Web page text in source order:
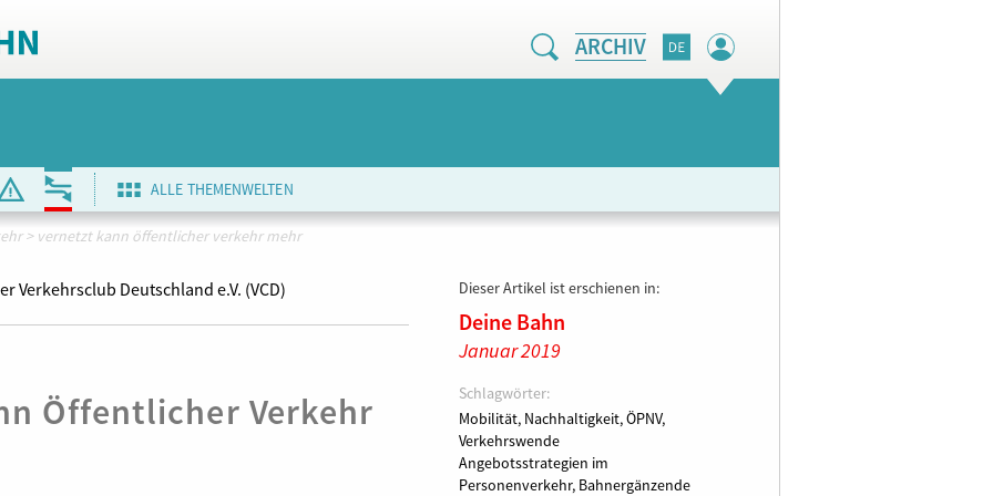
ARCHIV
ALLE THEMENWELTEN
> vernetzt kann öffentlicher verkehr mehr
Verkehrsclub Deutschland e.V. (VCD)
Öffentlicher Verkehr
Dieser Artikel ist erschienen in:
Deine Bahn
Januar 2019
Schlagwörter:
Mobilität, Nachhaltigkeit,ÖPNV,
Verkehrswende
Angebotsstrategien im
Personenverkehr, Bahnergänzende